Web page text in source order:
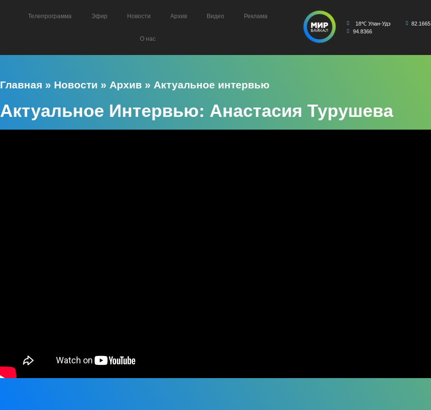
Телепрограмма Эфир Новости Архив Видео Реклама
О нас
18℃ Улан-Удэ
82.1665
94.8366
Главная » Новости » Архив » Актуальное интервью
Актуальное Интервью: Анастасия Турушева